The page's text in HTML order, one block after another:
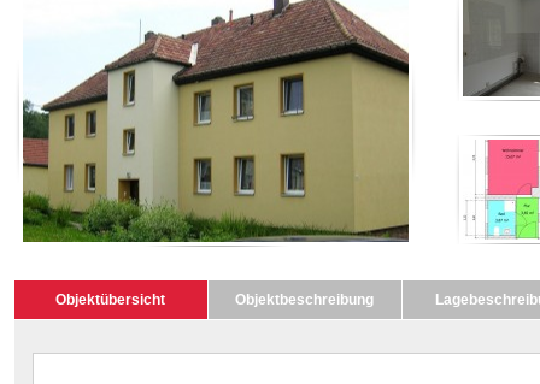
Objektübersicht Objektbeschreibung